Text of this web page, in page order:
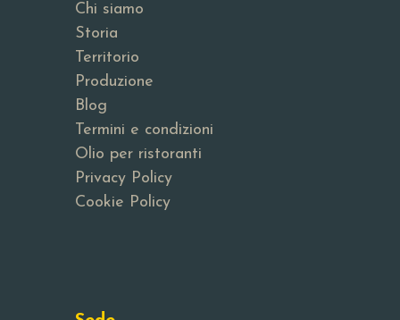
Chi siamo
Storia
Territorio
Produzione
Blog
Termini e condizioni
Olio per ristoranti
Privacy Policy
Cookie Policy